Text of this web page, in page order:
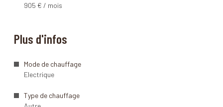
905 € / mois
Plus d'infos
Mode de chauffage
Electrique
Type de chauffage